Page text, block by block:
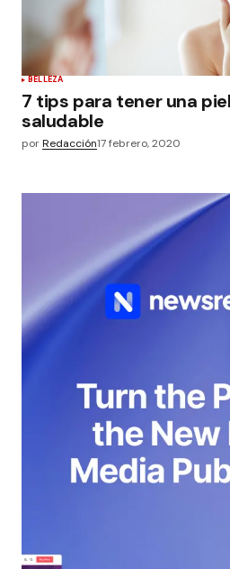
BELLEZA
7 tips para tener una
saludable
porRedacción17 febrero, 2020